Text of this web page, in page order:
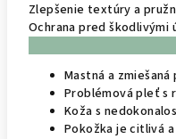
Zlepšenie textúry a
Ochrana pred škodlivými
Mastná a
Problémová pleť s
Koža s
Pokožka je citlivá